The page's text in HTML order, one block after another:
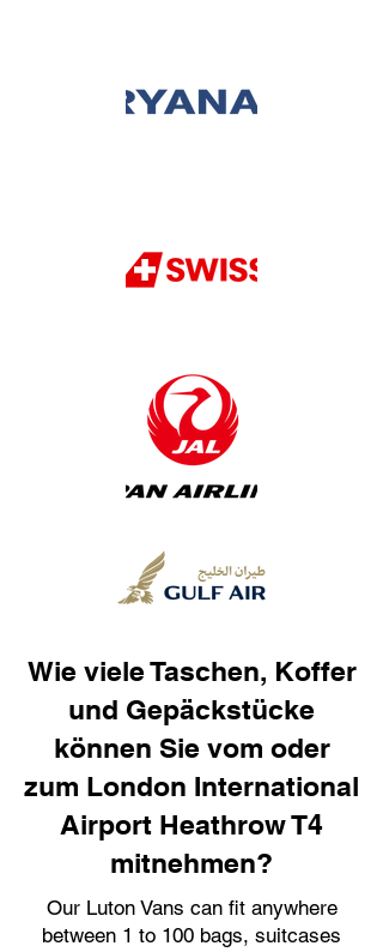
Wie viele Taschen, Koffer
und Gepäckstücke
können Sie vom oder
zum London International
Airport Heathrow T4
mitnehmen?
Our Luton Vans can fit anywhere
between 1 to 100 bags, suitcases